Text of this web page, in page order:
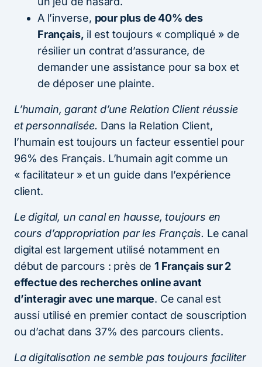
A l’inverse, pour plus de 40% des
Français, il est toujours « compliqué » de
résilier un contrat d’assurance, de
demander une assistance pour sa box et
de déposer une plainte.
L’humain, garant d’une Relation Client réussie
et personnalisée. Dans la Relation Client,
l’humain est toujours un facteur essentiel pour
96% des Français. L’humain agit comme un
« facilitateur » et un guide dans l’expérience
client.
Le digital, un canal en hausse, toujours en
cours d’appropriation par les Français. Le canal
digital est largement utilisé notamment en
début de parcours : près de 1 Français sur 2
effectue des recherches online avant
d’interagir avec une marque. Ce canal est
aussi utilisé en premier contact de souscription
ou d’achat dans 37% des parcours clients.
La digitalisation ne semble pas toujours faciliter